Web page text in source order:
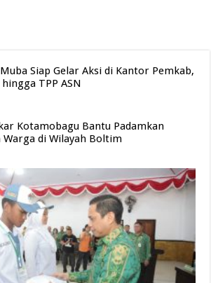
Siap Gelar Aksi di Kantor Pemkab,
TPP ASN
Kotamobagu Bantu Padamkan
Warga di Wilayah Boltim